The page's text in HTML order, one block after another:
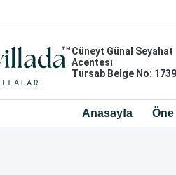
Cüneyt Günal Seyahat
Acentesı
Tursab Belge No:
Anasayfa